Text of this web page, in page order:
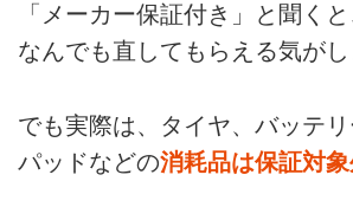
「メーカー保証付き」と聞くと
なんでも直してもらえる気がし
でも実際は、タイヤ、バッテ
パッドなどの消耗品は保証対